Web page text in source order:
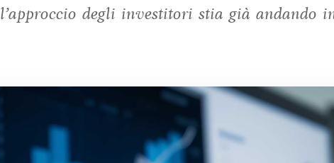
l’approccio degli investitori stia già andando